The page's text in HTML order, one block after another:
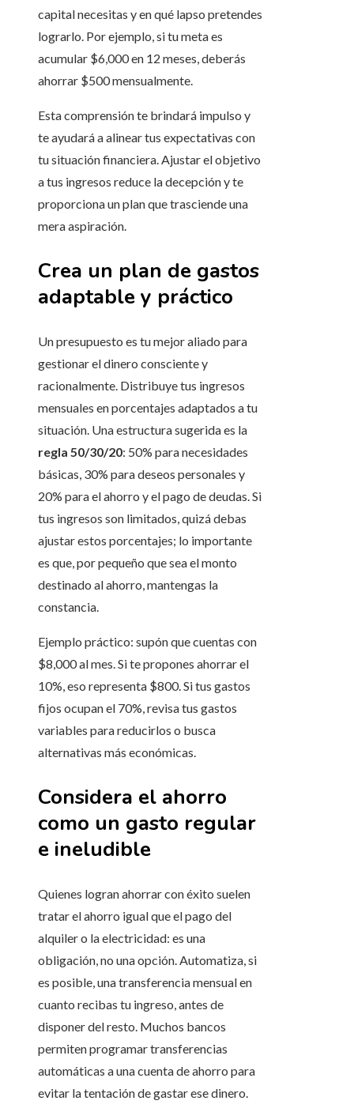
capital necesitas y en qué lapso pretendes
lograrlo. Por ejemplo, si tu meta es
acumular $6,000 en 12 meses, deberás
ahorrar $500 mensualmente.
Esta comprensión te brindará impulso y
te ayudará a alinear tus expectativas con
tu situación financiera. Ajustar el objetivo
a tus ingresos reduce la decepción y te
proporciona un plan que trasciende una
mera aspiración.
Crea un plan de gastos
adaptable y práctico
Un presupuesto es tu mejor aliado para
gestionar el dinero consciente y
racionalmente. Distribuye tus ingresos
mensuales en porcentajes adaptados a tu
situación. Una estructura sugerida es la
regla 50/30/20: 50% para necesidades
básicas, 30% para deseos personales y
20% para el ahorro y el pago de deudas. Si
tus ingresos son limitados, quizá debas
ajustar estos porcentajes; lo importante
es que, por pequeño que sea el monto
destinado al ahorro, mantengas la
constancia.
Ejemplo práctico: supón que cuentas con
$8,000 al mes. Si te propones ahorrar el
10%, eso representa $800. Si tus gastos
fijos ocupan el 70%, revisa tus gastos
variables para reducirlos o busca
alternativas más económicas.
Considera el ahorro
como un gasto regular
e ineludible
Quienes logran ahorrar con éxito suelen
tratar el ahorro igual que el pago del
alquiler o la electricidad: es una
obligación, no una opción. Automatiza, si
es posible, una transferencia mensual en
cuanto recibas tu ingreso, antes de
disponer del resto. Muchos bancos
permiten programar transferencias
automáticas a una cuenta de ahorro para
evitar la tentación de gastar ese dinero.